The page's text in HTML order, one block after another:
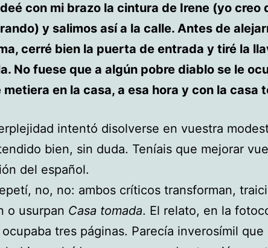
con mi brazo la cintura de Irene (yo creo
y salimos así a la calle. Antes de
cerré bien la puerta de entrada y tiré la
No fuese que a algún pobre diablo se le
metiera en la casa, a esa hora y con la casa
intentó disolverse en vuestra
bien, sin duda. Teníais que mejorar
del español.
no, no: ambos críticos transforman,
o usurpan Casa tomada. El relato, en la
tres páginas. Parecía inverosímil que